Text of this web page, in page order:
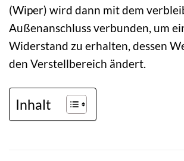
(Wiper) wird dann mit dem
Außenanschluss verbunden, um
Widerstand zu erhalten, dessen
den Verstellbereich ändert.
Inhalt